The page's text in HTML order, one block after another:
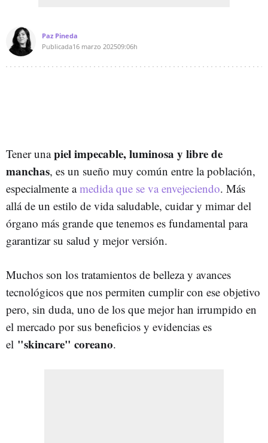
Paz Pineda
Publicada16 marzo 202509:06h
Tener unapiel impecable, luminosa y libre de
manchas, es un sueño muy común entre la población,
especialmente amedida que se va envejeciendo. Más
allá de un estilo de vida saludable, cuidar y mimar del
órgano más grande que tenemos es fundamental para
garantizar su salud y mejor versión.
Muchos son los tratamientos de belleza y avances
tecnológicos que nos permiten cumplir con ese objetivo
pero, sin duda, uno de los que mejor han irrumpido en
el mercado por sus beneficios y evidencias es
el "skincare" coreano.